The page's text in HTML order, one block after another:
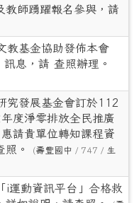
教師踴躍報名參與，請
教基金協助發佈本會
息，請 查照辦理。
究發展基金會訂於112
度淨零排放全民推廣
請貴單位轉知課程資
。
(壽豐國中 / 747 / 生
i運動資訊平台」合格救